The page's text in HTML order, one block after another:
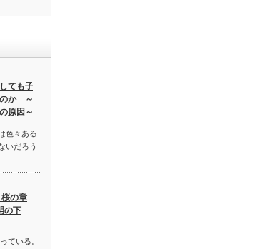
ても子
のか ～
原因～
色々ある
いだろう
の章
の下
ている。